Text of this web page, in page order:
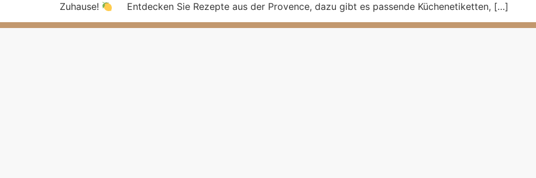
Zuhause!
Entdecken Sie Rezepte aus der Provence, dazu gibt es passende Küchenetiketten, […]